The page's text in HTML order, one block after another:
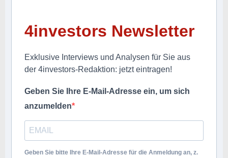
4investors Newsletter
Exklusive Interviews und Analysen für Sie aus
der 4investors-Redaktion: jetzt eintragen!
Geben Sie Ihre E-Mail-Adresse ein, um sich
anzumelden
Geben Sie bitte Ihre E-Mail-Adresse für die Anmeldung an, z.